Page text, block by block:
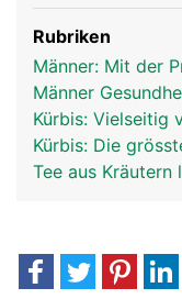
Rubriken
Männer: Mit der
Männer
Kürbis: Vielseitig
Kürbis: Die
Tee aus